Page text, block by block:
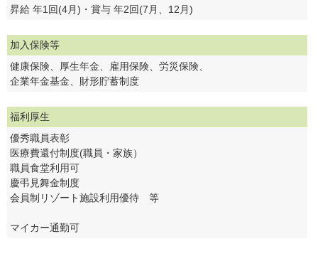
昇給 年1回(4月)・賞与 年2回(7月、12月)
加入保険等
健康保険、厚生年金、雇用保険、労災保険、
企業年金基金、財形貯蓄制度
福利厚生
優秀職員表彰
医療費還付制度(職員・家族）
職員食堂利用可
慶弔見舞金制度
会員制リゾート施設利用優待 等
マイカー通勤可